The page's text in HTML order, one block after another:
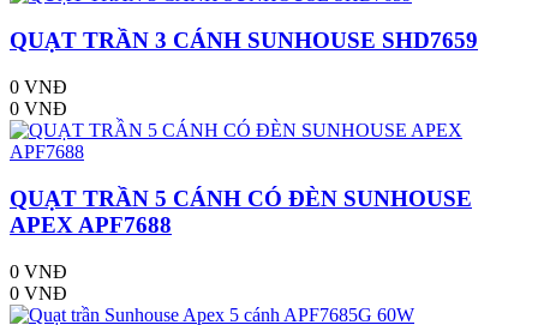
QUẠT TRẦN 3 CÁNH SUNHOUSE SHD7659
0 VNĐ
0 VNĐ
QUẠT TRẦN 5 CÁNH CÓ ĐÈN SUNHOUSE
APEX APF7688
0 VNĐ
0 VNĐ